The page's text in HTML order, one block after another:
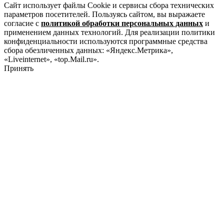
Сайт использует файлы Cookie и сервисы сбора технических
параметров посетителей. Пользуясь сайтом, вы выражаете
согласие с политикой обработки персональных данных и
применением данных технологий. Для реализации политики
конфиденциальности используются программные средства
сбора обезличенных данных: «Яндекс.Метрика»,
«Liveinternet», «top.Mail.ru».
Принять